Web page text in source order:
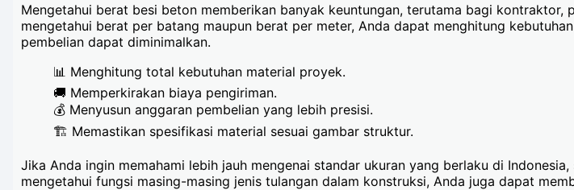
Mengetahui berat besi beton memberikan banyak keuntungan, terutama bagi kontraktor,
mengetahui berat per batang maupun berat per meter, Anda dapat menghitung
pembelian dapat diminimalkan.
📊 Menghitung total kebutuhan material proyek.
🚚 Memperkirakan biaya pengiriman.
💰 Menyusun anggaran pembelian yang lebih presisi.
🏗️ Memastikan spesifikasi material sesuai gambar struktur.
Jika Anda ingin memahami lebih jauh mengenai standar ukuran yang berlaku di
mengetahui fungsi masing-masing jenis tulangan dalam konstruksi, Anda juga dapat